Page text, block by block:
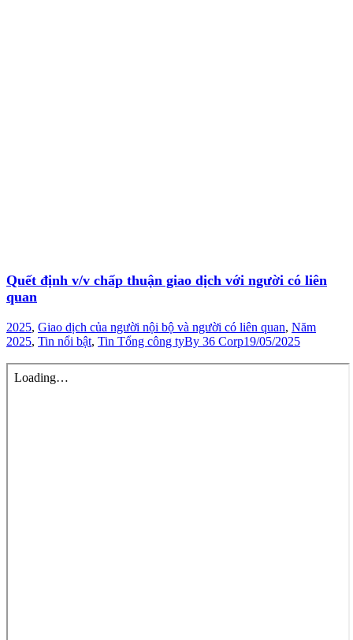
Quết định v/v chấp thuận giao dịch với người có liên
quan
2025, Giao dịch của người nội bộ và người có liên quan, Năm
2025, Tin nổi bật, Tin Tổng công tyBy 36 Corp19/05/2025